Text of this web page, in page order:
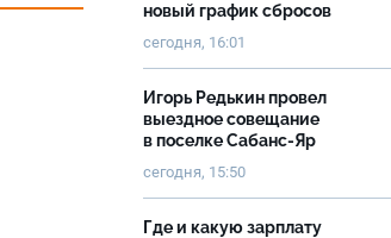
новый график сбросов
сегодня, 16:01
Игорь Редькин провел
выездное совещание
в поселке Сабанс-Яр
сегодня, 15:50
Где и какую зарплату